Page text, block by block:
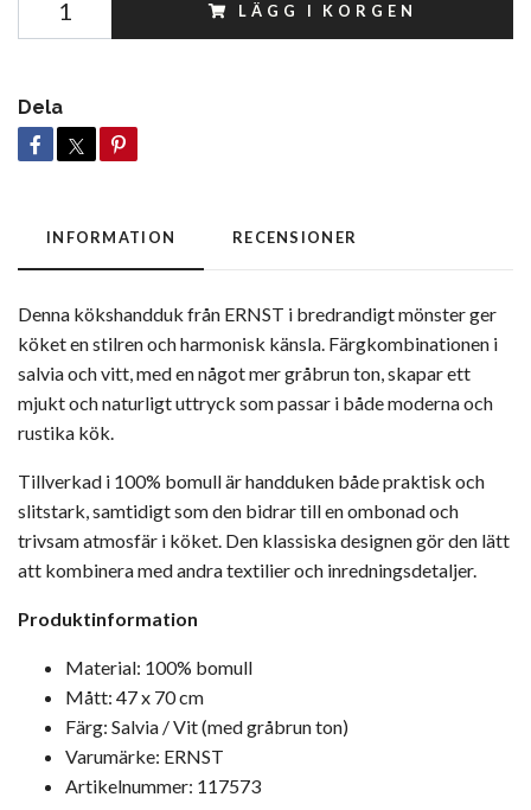
LÄGG I KORGEN
Dela
INFORMATION RECENSIONER
Denna kökshandduk från ERNST i bredrandigt mönster ger
köket en stilren och harmonisk känsla. Färgkombinationen i
salvia och vitt, med en något mer gråbrun ton, skapar ett
mjukt och naturligt uttryck som passar i både moderna och
rustika kök.
Tillverkad i 100% bomull är handduken både praktisk och
slitstark, samtidigt som den bidrar till en ombonad och
trivsam atmosfär i köket. Den klassiska designen gör den lätt
att kombinera med andra textilier och inredningsdetaljer.
Produktinformation
Material: 100% bomull
Mått: 47 x 70 cm
Färg: Salvia / Vit (med gråbrun ton)
Varumärke: ERNST
Artikelnummer: 117573